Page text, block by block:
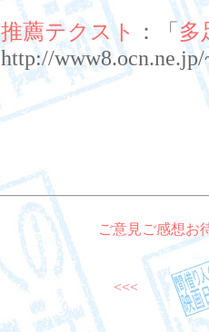
推薦テクスト ：「 多
http://
ご意見ご感想お
<<<